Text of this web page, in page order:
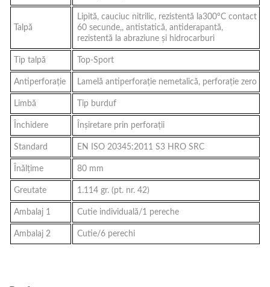
Talpă
Lipită, cauciuc nitrilic, rezistentă la300°C contact
60 secunde,, antistatică, antiderapantă,
rezistentă la abraziune şi hidrocarburi
Tip talpă Top-Sport
Antiperforaţie Lamelă antiperforaţie nemetalică, perforaţie zero
Limbă Tip burduf
Închidere Înşiretare prin perforaţii
Standard EN ISO 20345:2011 S3 HRO SRC
Înălţime 80 mm
Greutate 1.114 gr. (pt. nr. 42)
Ambalaj 1 Cutie individuală/1 pereche
Ambalaj 2 Cutie/6 perechi